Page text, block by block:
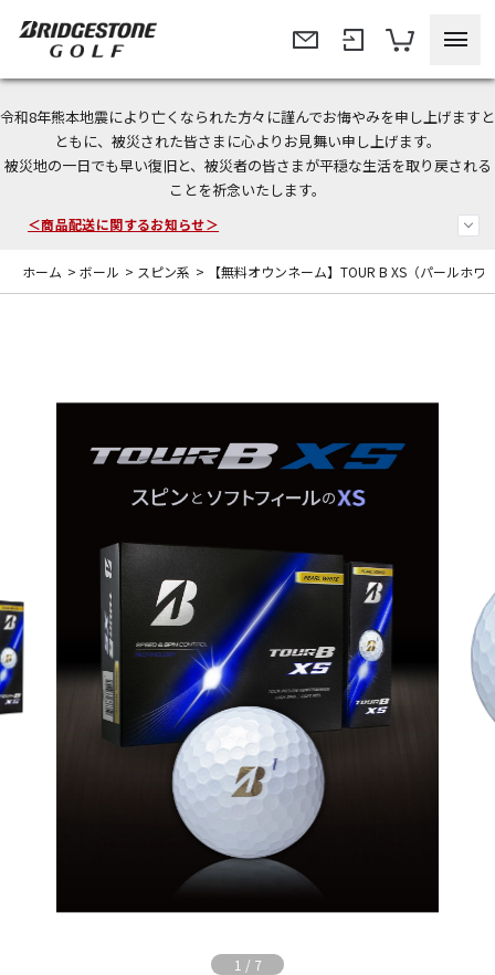
令和8年熊本地震により亡くなられた方々に謹んでお悔やみを申し上げますと
ともに、被災された皆さまに心よりお見舞い申し上げます。
被災地の一日でも早い復旧と、被災者の皆さまが平穏な生活を取り戻される
ことを祈念いたします。
今なら新規会員登録で1,000円OFFクーポンプレゼント！
＜商品配送に関するお知らせ＞
＜夏季休暇中のご注文・発送・お問い合わせ＞
ホーム > ボール > スピン系 > 【無料オウンネーム】TOUR B XS（パールホ
1 / 7